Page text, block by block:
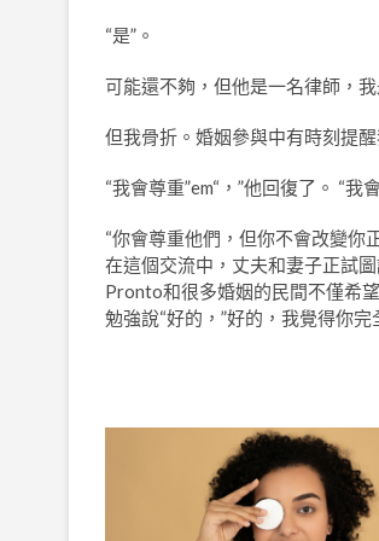
“是”。
可能還不夠，但他是一名律師，
但我骨折。婚姻參與中有時刻提
“我會尊重”em“，”他回復了。 “我
“你會尊重他們，但你不會改變你
在這個交流中，丈夫和妻子正試
Pronto和很多婚姻的民間不僅希
勉強說“好的，”好的，我覺得你